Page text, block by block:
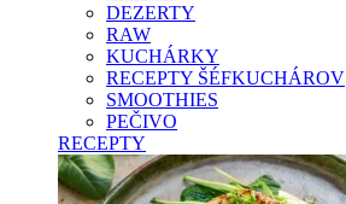
DEZERTY
RAW
KUCHÁRKY
RECEPTY ŠÉFKUCHÁROV
SMOOTHIES
PEČIVO
RECEPTY